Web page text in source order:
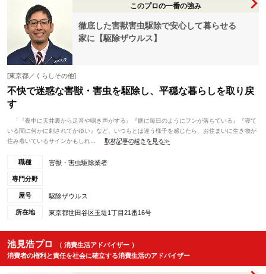
このプロの一番の強み
徹底した害獣害虫駆除で安心して暮らせる
家に【駆除ザウルス】
[東京都／くらしその他]
不快で迷惑な害獣・害虫を駆除し、平穏な暮らしを取り戻
す
「『夜中に天井裏から足音や鳴き声がする』『庭に毎日のようにフンが落ちている』『寝て
いる間に何かに刺されてかゆい』など、いつもとは違う様子を感じたら、お住まいに生き物が
住み着いているサインかもしれ...
取材記事の続きを見る≫
職種 害獣・害虫駆除業者
専門分野
屋号 駆除ザウルス
所在地 東京都世田谷区玉堤1丁目21番16号
池見浩プロ
（ 消費生活アドバイザー ）
消費者の権利と責任を社会に確立する消費生活のアドバイザー